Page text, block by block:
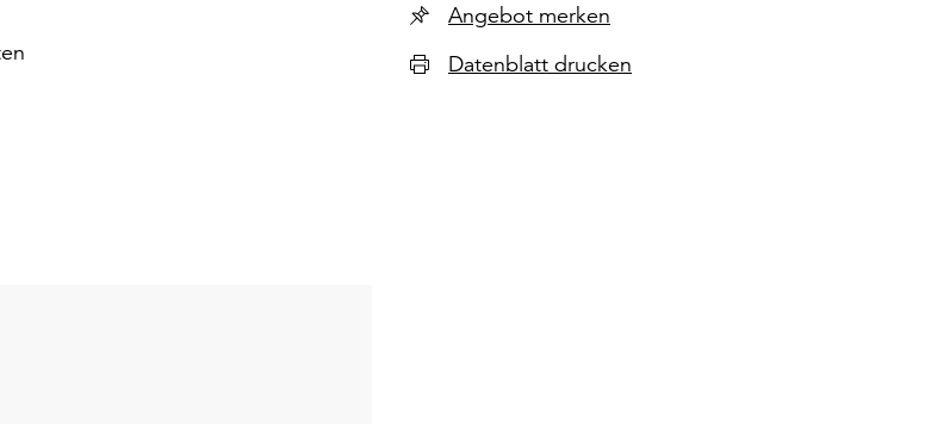
Angebot merken
Datenblatt drucken